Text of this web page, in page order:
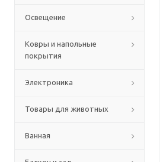
Освещение
Ковры и напольные
покрытия
Электроника
Товары для животных
Ванная